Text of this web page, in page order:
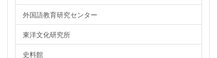
外国語教育研究センター
東洋文化研究所
史料館